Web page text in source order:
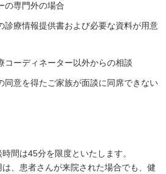
の専門外の場合
診療情報提供書および必要な資料が用意
コーディネーター以外からの相談
同意を得たご家族が面談に同席できない
間は45分を限度といたします。
、患者さんが来院された場合でも、健